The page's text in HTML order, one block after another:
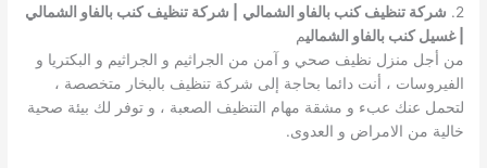
2. شركة تنظيف كنب بالفاو الشمالي
| شركة تنظيف كنب بالفاو الشمالي
| غسيل كنب بالفاو الشماليم
من أجل منزل نظيف صحي و آمن من الجراثيم و الجراثيم و البكتريا و
الفيروسات ، أنت دائما بحاجة إلى شركة تنظيف بالبخار متخصصة ،
لتحمل عنك عبء و مشقة مهام التنظيف الصعبة ، و توفر لك بيئة صحية
خالية من الامراض و العدوى.